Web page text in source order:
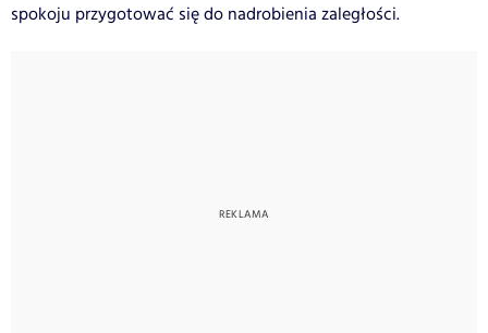
spokoju przygotować się do nadrobienia zaległości.